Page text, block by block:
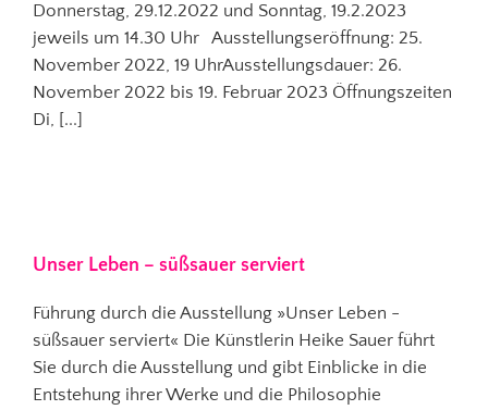
Donnerstag, 29.12.2022 und Sonntag, 19.2.2023
jeweils um 14.30 Uhr Ausstellungseröffnung: 25.
November 2022, 19 UhrAusstellungsdauer: 26.
November 2022 bis 19. Februar 2023 Öffnungszeiten
Di, [...]
Unser Leben – süßsauer serviert
Führung durch die Ausstellung »Unser Leben -
süßsauer serviert« Die Künstlerin Heike Sauer führt
Sie durch die Ausstellung und gibt Einblicke in die
Entstehung ihrer Werke und die Philosophie